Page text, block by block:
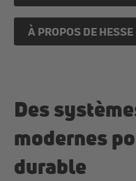
À PROPOS DE
Des
modernes
durable